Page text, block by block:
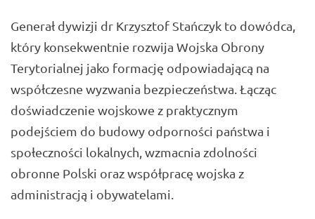
Generał dywizji dr Krzysztof Stańczyk to dowódca,
który konsekwentnie rozwija Wojska Obrony
Terytorialnej jako formację odpowiadającą na
współczesne wyzwania bezpieczeństwa. Łącząc
doświadczenie wojskowe z praktycznym
podejściem do budowy odporności państwa i
społeczności lokalnych, wzmacnia zdolności
obronne Polski oraz współpracę wojska z
administracją i obywatelami.